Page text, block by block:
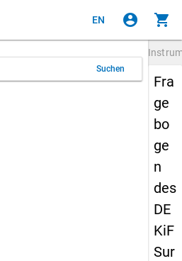
EN account_circle shopping_cart
Suchen
Fra
ge
bo
ge
n
des
DE
KiF
Sur